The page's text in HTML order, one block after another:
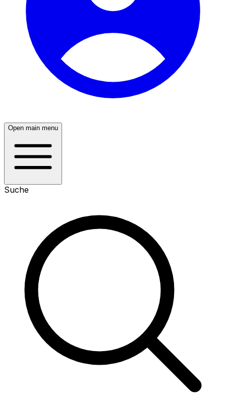
Open main menu
Suche